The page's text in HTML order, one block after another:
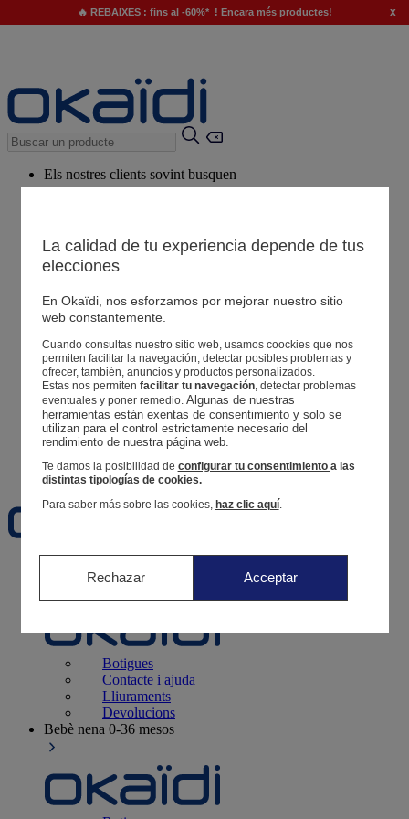
🔥 REBAIXES : fins al -60%* ! Encara més productes! x
Els nostres clients sovint busquen
El nostre consell
Productes suggerits
Botigues
La teva informació
Segueix una comanda
Cistella
Favorits
Naixement 0-12 mesos
Botigues
Contacte i ajuda
Lliuraments
Devolucions
Bebè nena 0-36 mesos
La calidad de tu experiencia depende de tus
elecciones
En Okaïdi, nos esforzamos por mejorar nuestro sitio
web constantemente.
Cuando consultas nuestro sitio web, usamos coockies que nos
permiten facilitar la navegación, detectar posibles problemas y
ofrecer, también, anuncios y productos personalizados.
Estas nos permiten facilitar tu navegación, detectar problemas
eventuales y poner remedio. Algunas de nuestras
herramientas están exentas de consentimiento y solo se
utilizan para el control estrictamente necesario del
rendimiento de nuestra página web.
Te damos la posibilidad de configurar tu consentimiento a las
distintas tipologías de cookies.
Para saber más sobre las cookies, haz clic aquí.
Rechazar Acceptar